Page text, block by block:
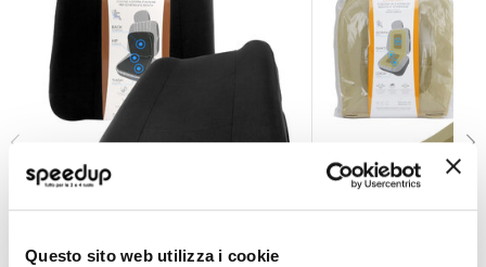
Questo sito web utilizza i cookie
Zona Seduta e Schiena Cuscino SPA - per schiena e e
SVAR LATTNAD
Zona Seduta e